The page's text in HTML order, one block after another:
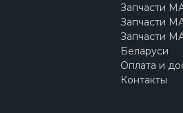
Запчасти
Запчасти
Запчасти
Беларуси
Оплата и
Контакты